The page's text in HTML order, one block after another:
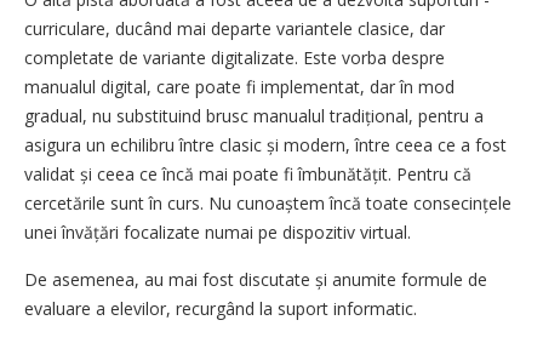
curriculare, ducând mai departe variantele clasice, dar
completate de variante digitalizate. Este vorba despre
manualul digital, care poate fi implementat, dar în mod
gradual, nu substituind brusc manualul tradițional, pentru a
asigura un echilibru între clasic și modern, între ceea ce a fost
validat și ceea ce încă mai poate fi îmbunătățit. Pentru că
cercetările sunt în curs. Nu cunoaștem încă toate consecințele
unei învățări focalizate numai pe dispozitiv virtual.
De asemenea, au mai fost discutate și anumite formule de
evaluare a elevilor, recurgând la suport informatic.